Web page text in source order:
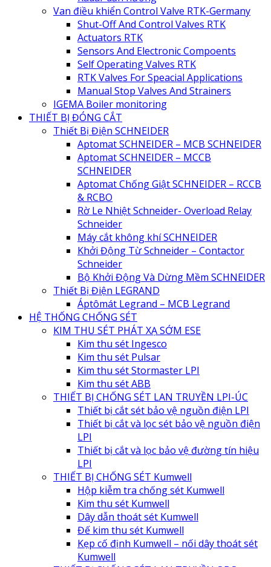
Van điều khiển Control Valve RTK-Germany
Shut-Off And Control Valves RTK
Actuators RTK
Sensors And Electronic Compoents
Self Operating Valves RTK
RTK Valves For Speacial Applications
Manual Stop Valves And Strainers
IGEMA Boiler monitoring
THIẾT BỊ ĐÓNG CẮT
Thiết Bị Điện SCHNEIDER
Aptomat SCHNEIDER – MCB SCHNEIDER
Aptomat SCHNEIDER – MCCB
SCHNEIDER
Aptomat Chống Giật SCHNEIDER – RCCB
& RCBO
Rờ Le Nhiệt Schneider- Overload Relay
Schneider
Máy cắt không khí SCHNEIDER
Khởi Động Từ Schneider – Contactor
Schneider
Bộ Khởi Động Và Dừng Mềm SCHNEIDER
Thiết Bị Điện LEGRAND
Áptômát Legrand – MCB Legrand
HỆ THỐNG CHỐNG SÉT
KIM THU SÉT PHÁT XẠ SỚM ESE
Kim thu sét Ingesco
Kim thu sét Pulsar
Kim thu sét Stormaster LPI
Kim thu sét ABB
THIẾT BỊ CHỐNG SÉT LAN TRUYỀN LPI-ÚC
Thiết bị cắt sét bảo vệ nguồn điện LPI
Thiết bị cắt và lọc sét bảo vệ nguồn điện
LPI
Thiết bị cắt và lọc bảo vệ đường tín hiệu
LPI
THIẾT BỊ CHỐNG SÉT Kumwell
Hộp kiễm tra chống sét Kumwell
Kim thu sét Kumwell
Dây dẫn thoát sét Kumwell
Đế kim thu sét Kumwell
Kẹp cố định Kumwell – nối dây thoát sét
Kumwell